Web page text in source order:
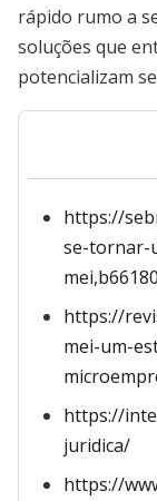
rápido rumo a
soluções que
potencializam
https://
se-tornar-
https://
mei-um-
https://
juridica/
https://